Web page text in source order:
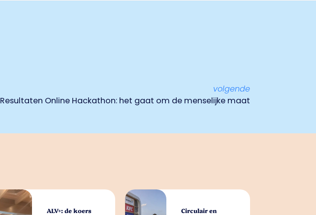
volgende
Resultaten Online Hackathon: het gaat om de menselijke maat
ALV+: de koers
Circulair en